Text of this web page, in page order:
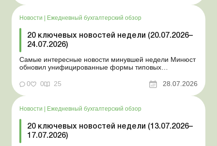
Новости Ежедневный бухгалтерский обзор
20 ключевых новостей недели (20.07.2026–
24.07.2026)
Самые интересные новости минувшей недели Минюст
обновил унифицированные формы типовых
новость о создании координационного центра по
статус «в розыске»: что нужно знать работодателям
Закон о ВПЛ: ка...
0 0 25 28.07.2026
Новости Ежедневный бухгалтерский обзор
20 ключевых новостей недели (13.07.2026–
17.07.2026)